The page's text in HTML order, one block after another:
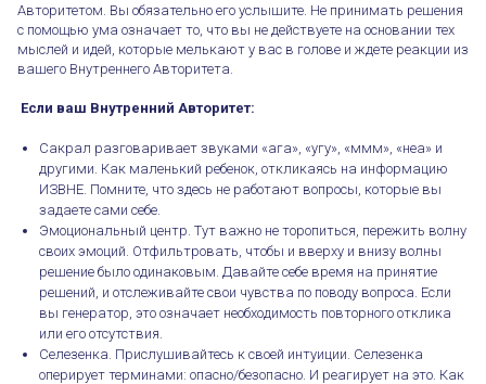
Авторитетом. Вы обязательно его услышите. Не принимать решения
с помощью ума означает то, что вы не действуете на основании тех
мыслей и идей, которые мелькают у вас в голове и ждете реакции из
вашего Внутреннего Авторитета.⠀
Если ваш Внутренний Авторитет:
Сакрал разговаривает звуками «ага», «угу», «ммм», «неа» и
другими. Как маленький ребенок, откликаясь на информацию
ИЗВНЕ. Помните, что здесь не работают вопросы, которые вы
задаете сами себе.
Эмоциональный центр. Тут важно не торопиться, пережить волну
своих эмоций. Отфильтровать, чтобы и вверху и внизу волны
решение было одинаковым. Давайте себе время на принятие
решений, и отслеживайте свои чувства по поводу вопроса. Если
вы генератор, это означает необходимость повторного отклика
или его отсутствия.
Селезенка. Прислушивайтесь к своей интуиции. Селезенка
оперирует терминами: опасно/безопасно. И реагирует на это. Как